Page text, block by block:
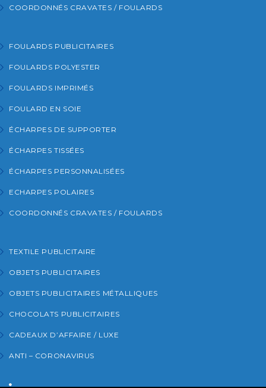
COORDONNÉS CRAVATES / FOULARDS
FOULARDS PUBLICITAIRES
FOULARDS POLYESTER
FOULARDS IMPRIMÉS
FOULARD EN SOIE
ÉCHARPES DE SUPPORTER
ÉCHARPES TISSÉES
ÉCHARPES PERSONNALISÉES
ECHARPES POLAIRES
COORDONNÉS CRAVATES / FOULARDS
TEXTILE PUBLICITAIRE
OBJETS PUBLICITAIRES
OBJETS PUBLICITAIRES MÉTALLIQUES
CHOCOLATS PUBLICITAIRES
CADEAUX D’AFFAIRE / LUXE
ANTI – CORONAVIRUS